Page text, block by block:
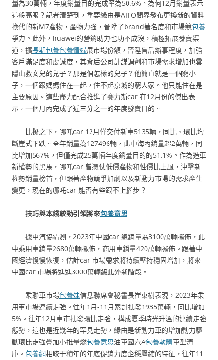
量為30萬輛，年度銷量目的完成率為50.6%。為何12月銷量表示
這般亮眼？記者清楚到，重要緣由是AITO問界發布更換新的資料
換代的新M7產物，產物力強，晉陞了brand著名度和市場競包養
爭力。此外，huawei的營銷助力也功不成沒，積極拓展發賣渠
道，擴長期包養包養情婦展市場份額，晉陞售后辦事程度，加強
客戶滿足度和虔誠度，其背后公司計謀調劑和市場需求增加也雲
隱山救女兒的兒子？那是個怎樣的兒子？他簡直就是一個窮小
子，一個跟媽媽住在一起，住不起京城的窮人家。他只能住在是
主要原因。這些盡力配合推進了賽力斯car 在12月份的傑出表
示，一個月內完成了近三分之一的年度發賣目的。
比擬之下，哪吒car 12月僅交付新車5135輛，同比、環比均
斷崖式下跌。全年銷量為127496輛，此中海內銷量超2萬輛，同
比增加567%，但僅完成25萬輛年度銷量目的的51.1%。作為造車
新權勢的黑馬，哪吒car 曾憑仗低價產物和性價比上風，沖擊新
權勢銷量榜首，但跟著產物競爭加劇以及新動力市場的需求產生
變更，現在的哪吒car 能否有些跟不上腳步？
技巧與本錢較勁引領將來包養意思
據中汽協猜測，2023年中國car 總銷量為3100萬輛擺佈，此
中乘用車銷量2680萬輛擺佈，商用車銷量420萬輛擺佈。跟著中
國經濟慢慢恢復，估計car 市場需求將持續堅持穩固增加，將來
中國car 市場將進進3000萬輛級此外新階段。
乘聯車市場包養妹信息聯席會秘書長崔東樹表現，2023年乘
用車市場連續走強。往年1月-11月累計批發1935萬輛，同比增加
5%。往年12月車市批發環比走強，構成夏季時光升溫的連續走強
態勢，這也是近幾年的罕見走勢，緣由是新動力車的增加動力驅
動環比走強疊加小批量燃包養意思油車國六A包養軟體車型清
庫。 包養網相較于積年的年底促銷力度企穩壓縮的特征，往年11